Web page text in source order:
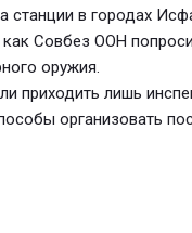
в городах
Совбез ООН
оружия.
приходить лишь
организовать